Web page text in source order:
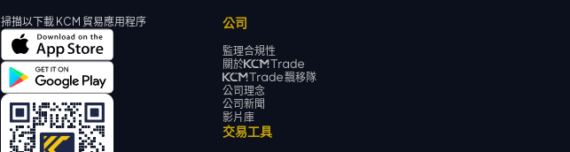
掃描以下載 KCM 貿易應用程序 公司
監理合規性
關於
飄移隊
公司理念
公司新聞
影片庫
交易工具